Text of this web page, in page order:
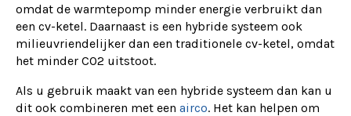
omdat de warmtepomp minder energie verbruikt dan
een cv-ketel. Daarnaast is een hybride systeem ook
milieuvriendelijker dan een traditionele cv-ketel, omdat
het minder CO2 uitstoot.
Als u gebruik maakt van een hybride systeem dan kan u
dit ook combineren met een airco. Het kan helpen om